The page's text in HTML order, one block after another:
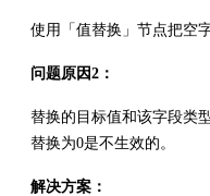
使用「值替换」节点把空
问题原因2：
替换的目标值和该字段类
替换为0是不生效的。
解决方案：